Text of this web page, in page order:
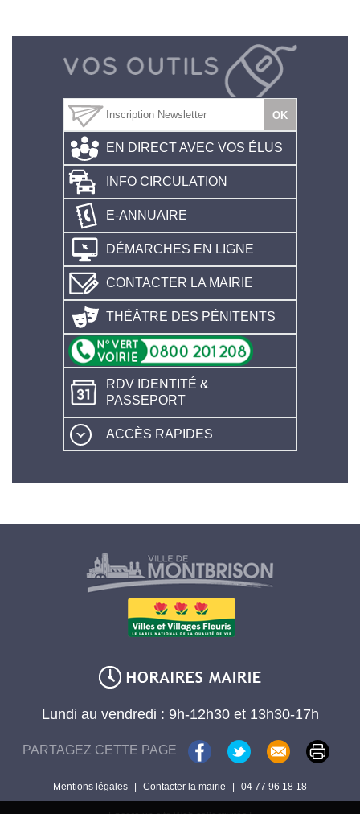
EN DIRECT AVEC VOS ÉLUS
INFO CIRCULATION
E-ANNUAIRE
DÉMARCHES EN LIGNE
CONTACTER LA MAIRIE
THÉÂTRE DES PÉNITENTS
RDV IDENTITÉ &
PASSEPORT
ACCÈS RAPIDES
Lundi au vendredi : 9h-12h30 et 13h30-17h
PARTAGEZ CETTE PAGE
Mentions légales Contacter la mairie 04 77 96 18 18